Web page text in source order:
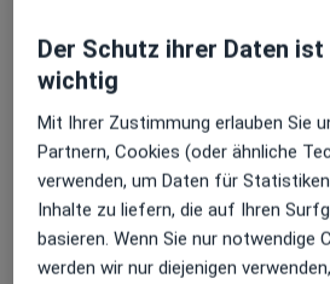
Stefan Peter Th.
Allgemeinchirurg,
Artur Peter Dziuk
Der Schutz ihrer Daten ist
wichtig
Mit Ihrer Zustimmung erlauben Sie
Partnern, Cookies (oder ähnliche
verwenden, um Daten für
Inhalte zu liefern, die auf Ihren
basieren. Wenn Sie nur notwendige
werden wir nur diejenigen